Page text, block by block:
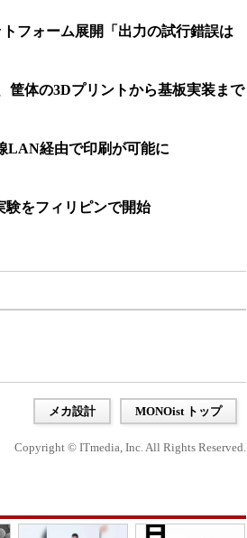
フォーム展開「出力の試行錯誤は
筐体の3Dプリントから基板実装まで
LAN経由で印刷が可能に
験をフィリピンで開始
メカ設計 MONOist トップ
Copyright © ITmedia, Inc. All Rights Reserved.